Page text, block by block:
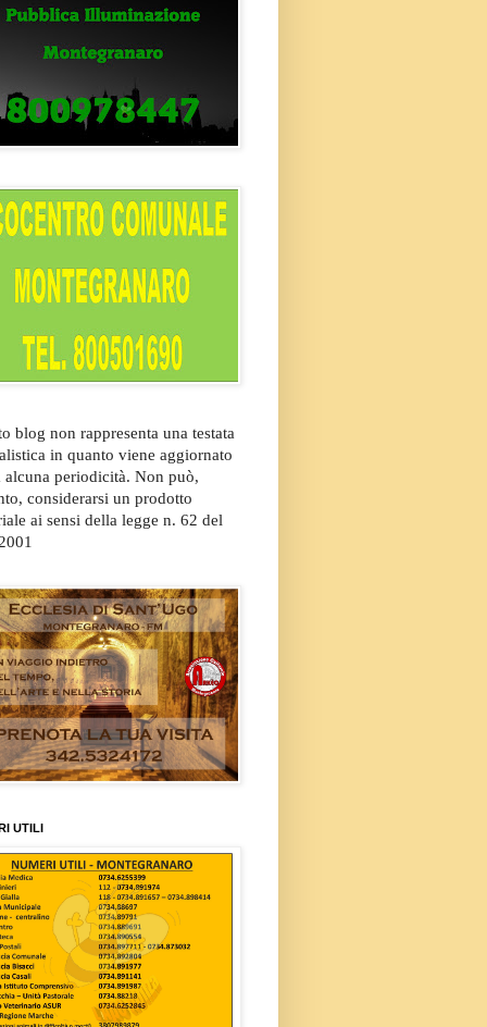
blog non rappresenta una testata
in quanto viene aggiornato
alcuna periodicità. Non può,
considerarsi un prodotto
ai sensi della legge n. 62 del
UTILI